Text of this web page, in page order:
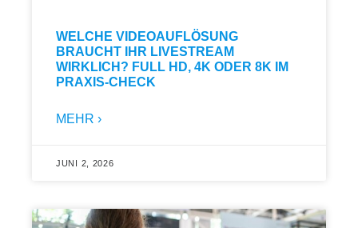
WELCHE VIDEOAUFLÖSUNG
BRAUCHT IHR LIVESTREAM
WIRKLICH? FULL HD, 4K ODER 8K IM
PRAXIS-CHECK
MEHR ›
JUNI 2, 2026